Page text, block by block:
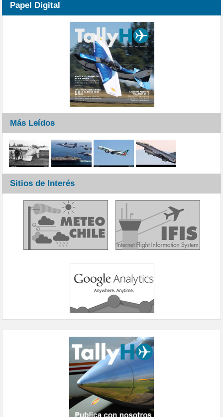
Papel Digital
Más Leídos
Sitios de Interés